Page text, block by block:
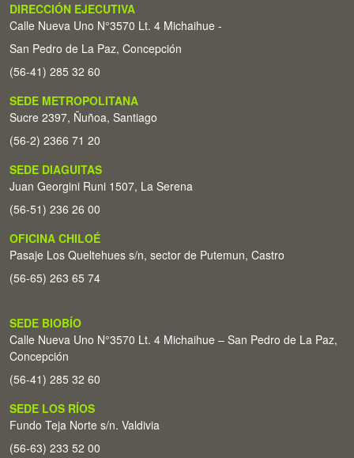
DIRECCIÓN EJECUTIVA
Calle Nueva Uno N°3570 Lt. 4 Michaihue -
San Pedro de La Paz, Concepción
(56-41) 285 32 60
SEDE METROPOLITANA
Sucre 2397, Ñuñoa, Santiago
(56-2) 2366 71 20
SEDE DIAGUITAS
Juan Georgini Runi 1507, La Serena
(56-51) 236 26 00
OFICINA CHILOÉ
Pasaje Los Queltehues s/n, sector de Putemun, Castro
(56-65) 263 65 74
SEDE BIOBÍO
Calle Nueva Uno N°3570 Lt. 4 Michaihue – San Pedro de La Paz,
Concepción
(56-41) 285 32 60
SEDE LOS RÍOS
Fundo Teja Norte s/n. Valdivia
(56-63) 233 52 00